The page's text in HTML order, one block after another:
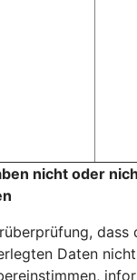
nicht oder
dass
Daten